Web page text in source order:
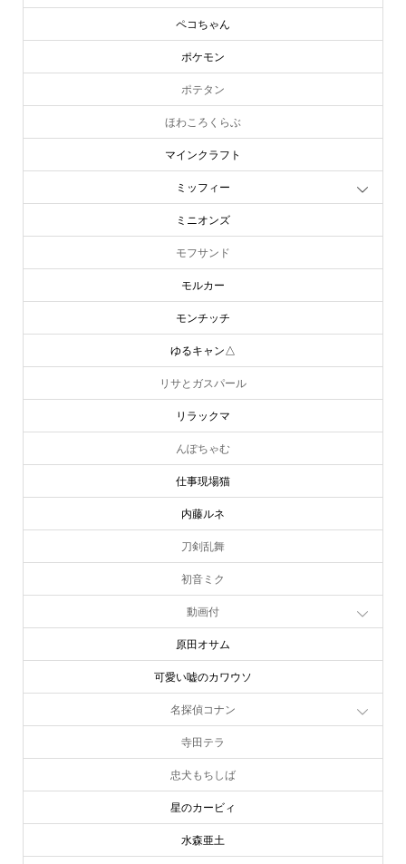
ペコちゃん
ポケモン
ポテタン
ほわころくらぶ
マインクラフト
ミッフィー
ミニオンズ
モフサンド
モルカー
モンチッチ
ゆるキャン△
リサとガスパール
リラックマ
んぽちゃむ
仕事現場猫
内藤ルネ
刀剣乱舞
初音ミク
動画付
原田オサム
可愛い嘘のカワウソ
名探偵コナン
寺田テラ
忠犬もちしば
星のカービィ
水森亜土